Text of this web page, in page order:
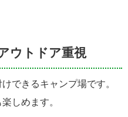
ウトドア重視
できるキャンプ場です。
しめます。